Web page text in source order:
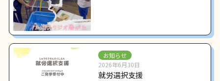
お知らせ
2026年6月30日
就労選択支援